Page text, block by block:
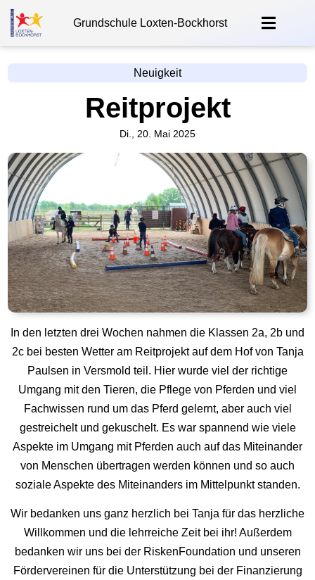
Grundschule Loxten-Bockhorst
Neuigkeit
Reitprojekt
Di., 20. Mai 2025
In den letzten drei Wochen nahmen die Klassen 2a, 2b und
2c bei besten Wetter am Reitprojekt auf dem Hof von Tanja
Paulsen in Versmold teil. Hier wurde viel der richtige
Umgang mit den Tieren, die Pflege von Pferden und viel
Fachwissen rund um das Pferd gelernt, aber auch viel
gestreichelt und gekuschelt. Es war spannend wie viele
Aspekte im Umgang mit Pferden auch auf das Miteinander
von Menschen übertragen werden können und so auch
soziale Aspekte des Miteinanders im Mittelpunkt standen.
Wir bedanken uns ganz herzlich bei Tanja für das herzliche
Willkommen und die lehrreiche Zeit bei ihr! Außerdem
bedanken wir uns bei der RiskenFoundation und unseren
Fördervereinen für die Unterstützung bei der Finanzierung